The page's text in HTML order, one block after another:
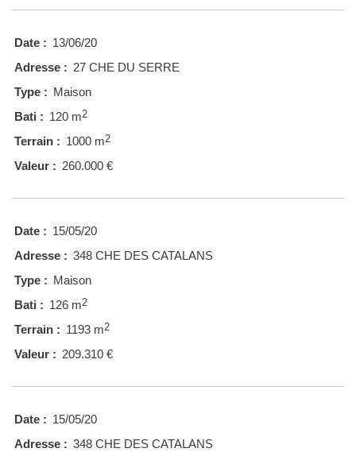
Date : 13/06/20
Adresse : 27 CHE DU SERRE
Type : Maison
Bati : 120 m2
Terrain : 1000 m2
Valeur : 260.000 €
Date : 15/05/20
Adresse : 348 CHE DES CATALANS
Type : Maison
Bati : 126 m2
Terrain : 1193 m2
Valeur : 209.310 €
Date : 15/05/20
Adresse : 348 CHE DES CATALANS